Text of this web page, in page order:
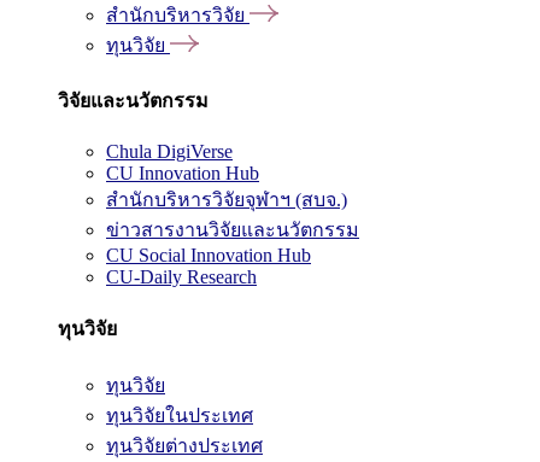
สำนักบริหารวิจัย
ทุนวิจัย
วิจัยและนวัตกรรม
Chula DigiVerse
CU Innovation Hub
สำนักบริหารวิจัยจุฬาฯ (สบจ.)
ข่าวสารงานวิจัยและนวัตกรรม
CU Social Innovation Hub
CU-Daily Research
ทุนวิจัย
ทุนวิจัย
ทุนวิจัยในประเทศ
ทุนวิจัยต่างประเทศ